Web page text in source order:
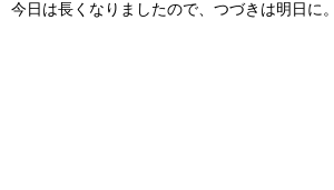
今日は長くなりましたので、つづきは明日に。